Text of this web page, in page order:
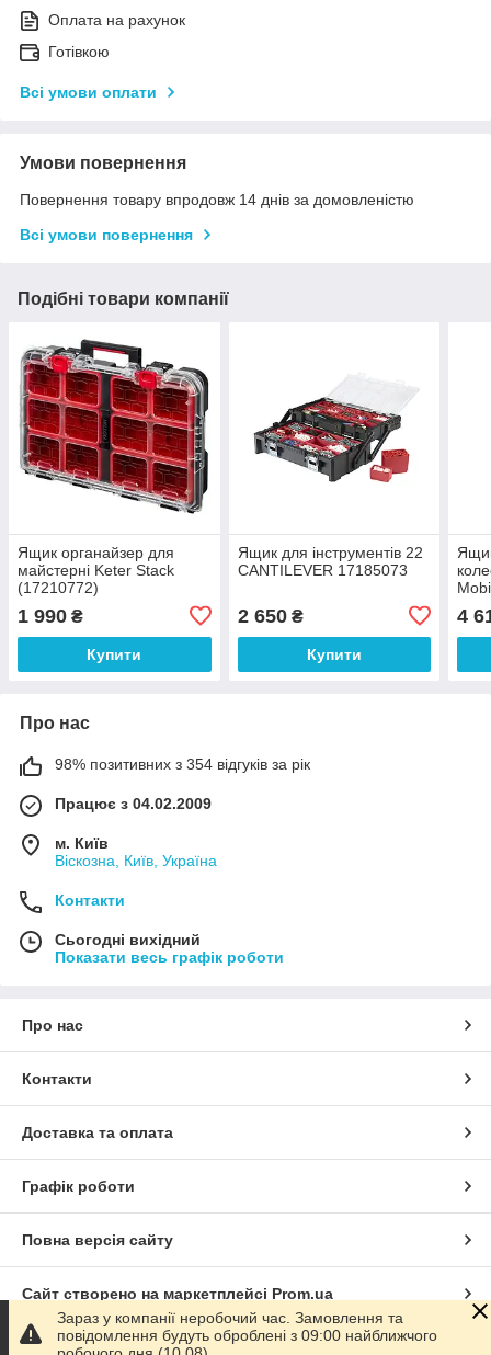
Оплата на рахунок
Готівкою
Всі умови оплати
Умови повернення
Повернення товару впродовж 14 днів за домовленістю
Всі умови повернення
Подібні товари компанії
Ящик органайзер для
майстерні Keter Stack
(17210772)
1 990 ₴
Купити
Ящик для інструментів 22
CANTILEVER 17185073
2 650₴
Купити
4
Про нас
98% позитивних з 354 відгуків за рік
Працює з 04.02.2009
м. Київ
Віскозна, Київ, Україна
Контакти
Сьогодні вихідний
Показати весь графік роботи
Про нас
Контакти
Доставка та оплата
Графік роботи
Повна версія сайту
Сайт створено на маркетплейсі Prom.ua
Політика конфіденційності
Зараз у компанії неробочий час. Замовлення та
повідомлення будуть оброблені з 09:00 найближчого